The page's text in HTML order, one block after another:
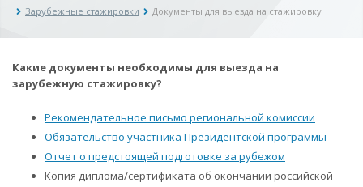
Зарубежные стажировки
Документы для выезда на стажировку
Какие документы необходимы для выезда на
зарубежную стажировку?
Рекомендательное письмо региональной комиссии
Обязательство участника Президентской программы
Отчет о предстоящей подготовке за рубежом
Копия диплома/сертификата об окончании российской